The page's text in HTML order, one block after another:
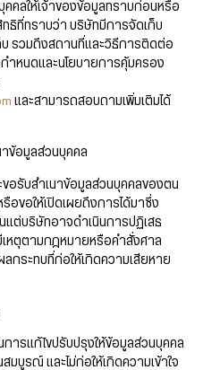
คคลให้เจ้าของข้อมูลทราบก่อนหรือ
ธิที่ทราบว่า บริษัทมีการจัดเก็บ
บ รวมถึงสถานที่และวิธีการติดต่อ
ำหนดและนโยบายการคุ้มครอง
และสามารถสอบถามเพิ่มเติมได้
าข้อมูลส่วนบุคคล
อรับสำเนาข้อมูลส่วนบุคคลของตน
ขอให้เปิดเผยถึงการได้มาซึ่ง
แต่บริษัทอาจดำเนินการปฏิเสธ
เหตุตามกฎหมายหรือคำสั่งศาล
กระทบที่ก่อให้เกิดความเสียหาย
ารแก้ไขปรับปรุงให้ข้อมูลส่วนบุคคล
บูรณ์ และไม่ก่อให้เกิดความเข้าใจ